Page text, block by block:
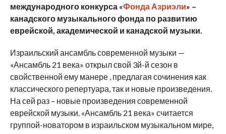
международного конкурса «Фонда Азриэли» –
канадского музыкального фонда по развитию
еврейской, академической и канадской музыки.
Израильский ансамбль современной музыки —
«Ансамбль 21 века» открыл свой 3й-й сезон в
свойственной ему манере , предлагая сочинения как
классического репертуара, так и новые произведения.
На сей раз – новые произведения современной
еврейской музыки. «Ансамбль 21 века» считается
группой-новатором в израильском музыкальном мире,